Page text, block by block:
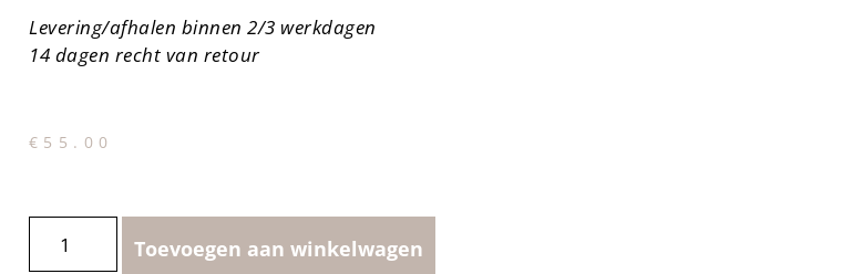
Levering/afhalen binnen 2/3 werkdagen
14 dagen recht van retour
€ 55.00
Toevoegen aan winkelwagen